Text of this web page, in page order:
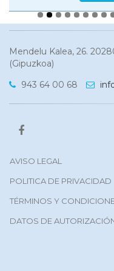
Mendelu Kalea, 26.
(Gipuzkoa)
943 64 00 68
AVISO LEGAL
POLITICA DE PRIVACIDAD
TÉRMINOS Y
DATOS DE